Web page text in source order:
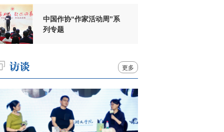
中国作协“作家活动周”系
列专题
更多